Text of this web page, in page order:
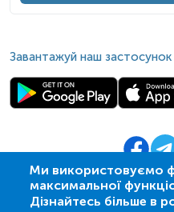
Ми використовуємо
максимальної
Дізнайтесь більше в
Завантажуй наш застосунок
© 2009- 2026